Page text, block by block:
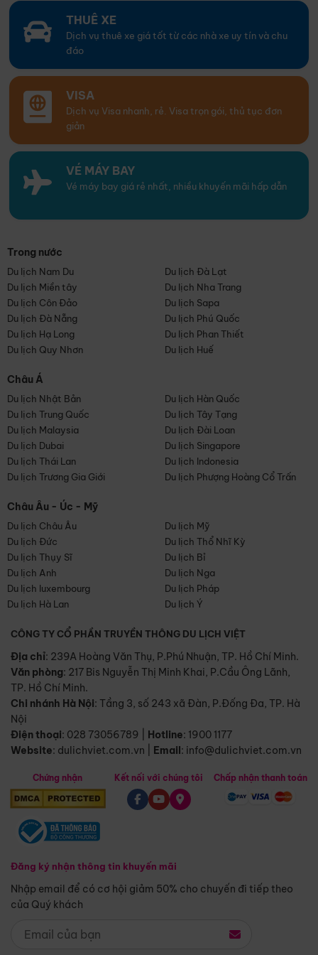
THUÊ XE
Dịch vụ thuê xe giá tốt từ các nhà xe uy tín và chu
đáo
VISA
Dịch vụ Visa nhanh, rẻ. Visa trọn gói, thủ tục đơn
giản
VÉ MÁY BAY
Vé máy bay giá rẻ nhất, nhiều khuyến mãi hấp dẫn
Trong nước
Du lịch Nam Du
Du lịch Đà Lạt
Du lịch Miền tây
Du lịch Nha Trang
Du lịch Côn Đảo
Du lịch Sapa
Du lịch Đà Nẵng
Du lịch Phú Quốc
Du lịch Hạ Long
Du lịch Phan Thiết
Du lịch Quy Nhơn
Du lịch Huế
Châu Á
Du lịch Nhật Bản
Du lịch Hàn Quốc
Du lịch Trung Quốc
Du lịch Tây Tạng
Du lịch Malaysia
Du lịch Đài Loan
Du lịch Dubai
Du lịch Singapore
Du lịch Thái Lan
Du lịch Indonesia
Du lịch Trương Gia Giới
Du lịch Phượng Hoàng Cổ Trấn
Châu Âu - Úc - Mỹ
Du lịch Châu Âu
Du lịch Mỹ
Du lịch Đức
Du lịch Thổ Nhĩ Kỳ
Du lịch Thụy Sĩ
Du lịch Bỉ
Du lịch Anh
Du lịch Nga
Du lịch luxembourg
Du lịch Pháp
Du lịch Hà Lan
Du lịch Ý
CÔNG TY CỔ PHẦN TRUYỀN THÔNG DU LỊCH VIỆT
Địa chỉ: 239A Hoàng Văn Thụ, P.Phú Nhuận, TP. Hồ Chí Minh.
Văn phòng: 217 Bis Nguyễn Thị Minh Khai, P.Cầu Ông Lãnh,
TP. Hồ Chí Minh.
Chi nhánh Hà Nội: Tầng 3, số 243 xã Đàn, P.Đống Đa, TP. Hà
Nội
Điện thoại: 028 73056789 Hotline: 1900 1177
Website: dulichviet.com.vn Email: info@dulichviet.com.vn
Chứng nhận
Đăng ký nhận thông tin khuyến mãi
Nhập email để có cơ hội giảm 50% cho chuyến đi tiếp theo
của Quý khách
Kết nối với chúng tôi Chấp nhận thanh toán